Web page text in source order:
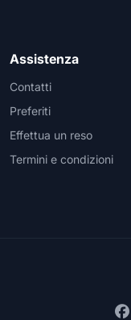
Assistenza
Contatti
Preferiti
Effettua un reso
Termini e condizioni